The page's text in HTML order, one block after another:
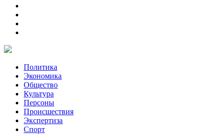
Политика
Экономика
Общество
Культура
Персоны
Происшествия
Экспертиза
Спорт